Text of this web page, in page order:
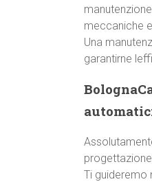
meccaniche
Una
garantirne
Ti guideremo